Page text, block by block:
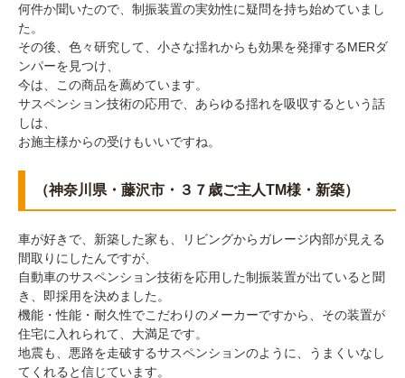
何件か聞いたので、制振装置の実効性に疑問を持ち始めていまし
た。
その後、色々研究して、小さな揺れからも効果を発揮するMERダ
ンパーを見つけ、
今は、この商品を薦めています。
サスペンション技術の応用で、あらゆる揺れを吸収するという話
しは、
お施主様からの受けもいいですね。
（神奈川県・藤沢市・３７歳ご主人TM様・新築）
車が好きで、新築した家も、リビングからガレージ内部が見える
間取りにしたんですが、
自動車のサスペンション技術を応用した制振装置が出ていると聞
き、即採用を決めました。
機能・性能・耐久性でこだわりのメーカーですから、その装置が
住宅に入れられて、大満足です。
地震も、悪路を走破するサスペンションのように、うまくいなし
てくれると信じています。